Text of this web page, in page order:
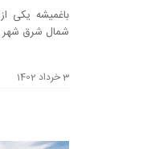
باغمیشه یکی
شمال شرق شهر
3 خرداد 1402